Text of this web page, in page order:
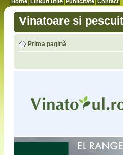
Vinatoare si
Prima pagină